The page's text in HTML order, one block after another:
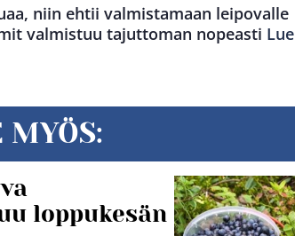
niin ehtii valmistamaan leipovalle
valmistuu tajuttoman nopeasti Lue
MYÖS:
loppukesän